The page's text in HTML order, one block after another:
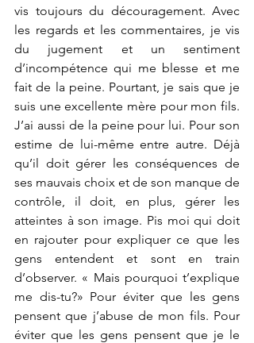
vis toujours du découragement. Avec
les regards et les commentaires, je vis
du jugement et un sentiment
d’incompétence qui me blesse et me
fait de la peine. Pourtant, je sais que je
suis une excellente mère pour mon fils.
J’ai aussi de la peine pour lui. Pour son
estime de lui-même entre autre. Déjà
qu’il doit gérer les conséquences de
ses mauvais choix et de son manque de
contrôle, il doit, en plus, gérer les
atteintes à son image. Pis moi qui doit
en rajouter pour expliquer ce que les
gens entendent et sont en train
d’observer. « Mais pourquoi t’explique
me dis-tu?» Pour éviter que les gens
pensent que j’abuse de mon fils. Pour
éviter que les gens pensent que je le